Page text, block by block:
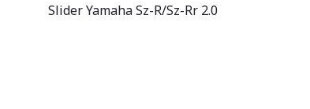
Slider Yamaha Sz-R/sz-Rr 2.0